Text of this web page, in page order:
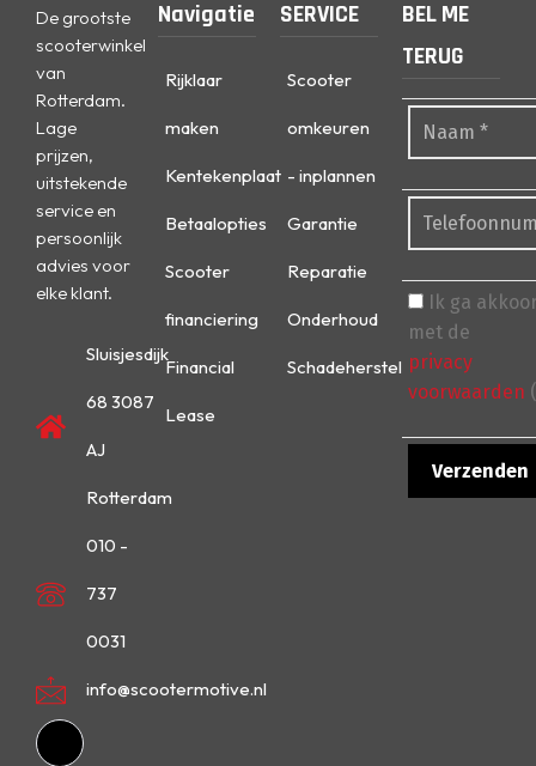
De grootste
scooterwinkel
van
Rotterdam.
Lage
prijzen,
uitstekende
service en
persoonlijk
advies voor
elke klant.
Sluisjesdijk
68 3087
AJ
Rotterdam
010 -
737
0031
info@scootermotive.nl
Navigatie
Rijklaar
maken
Kentekenplaat
Betaalopties
Scooter
financiering
Financial
Lease
SERVICE
Scooter
omkeuren
- inplannen
Garantie
Reparatie
Onderhoud
Schadeherstel
BEL ME
TERUG
Ik ga
met de
privacy
voorwaarden